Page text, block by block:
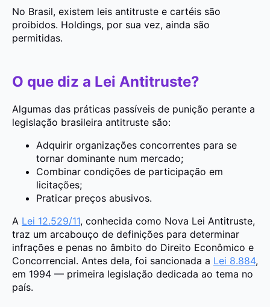
No Brasil, existem leis antitruste e cartéis são
proibidos. Holdings, por sua vez, ainda são
permitidas.
O que diz a Lei Antitruste?
Algumas das práticas passíveis de punição perante a
legislação brasileira antitruste são:
Adquirir organizações concorrentes para se
tornar dominante num mercado;
Combinar condições de participação em
licitações;
Praticar preços abusivos.
A Lei 12.529/11, conhecida como Nova Lei Antitruste,
traz um arcabouço de definições para determinar
infrações e penas no âmbito do Direito Econômico e
Concorrencial. Antes dela, foi sancionada a Lei 8.884,
em 1994 — primeira legislação dedicada ao tema no
país.